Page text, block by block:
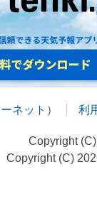
ネット ） 利
Copyright
Copyright (C)